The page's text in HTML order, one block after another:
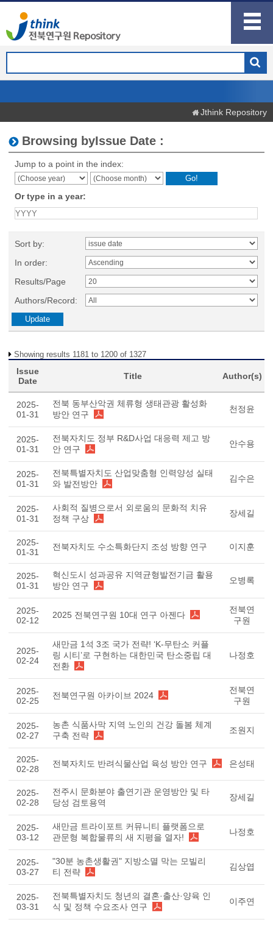
Jthink Repository
Browsing byIssue Date :
Jump to a point in the index:
Or type in a year:
Sort by:
In order:
Results/Page
Authors/Record:
Showing results 1181 to 1200 of 1327
Issue
Date
Title Author(s)
2025-
01-31
전북 동부산악권 체류형 생태관광 활성화
방안 연구
천정윤
2025-
01-31
전북자치도 정부 R&D사업 대응력 제고 방
안 연구
안수용
2025-
01-31
전북특별자치도 산업맞춤형 인력양성 실태
와 발전방안
김수은
2025-
01-31
사회적 질병으로서 외로움의 문화적 치유
정책 구상
장세길
2025-
01-31
전북자치도 수소특화단지 조성 방향 연구 이지훈
2025-
01-31
혁신도시 성과공유 지역균형발전기금 활용
방안 연구
오병록
2025-
02-12
2025 전북연구원 10대 연구 아젠다
전북연
구원
2025-
02-24
새만금 1석 3조 국가 전략! ‘K-무탄소 커플
링 시티’로 구현하는 대한민국 탄소중립 대
전환
나정호
2025-
02-25
전북연구원 아카이브 2024
전북연
구원
2025-
02-27
농촌 식품사막 지역 노인의 건강 돌봄 체계
구축 전략
조원지
2025-
02-28
전북자치도 반려식물산업 육성 방안 연구 은성태
2025-
02-28
전주시 문화분야 출연기관 운영방안 및 타
당성 검토용역
장세길
2025-
03-12
새만금 트라이포트 커뮤니티 플랫폼으로
관문형 복합물류의 새 지평을 열자!
나정호
2025-
03-27
"30분 농촌생활권" 지방소멸 막는 모빌리
티 전략
김상엽
2025-
03-31
전북특별자치도 청년의 결혼·출산·양육 인
식 및 정책 수요조사 연구
이주연